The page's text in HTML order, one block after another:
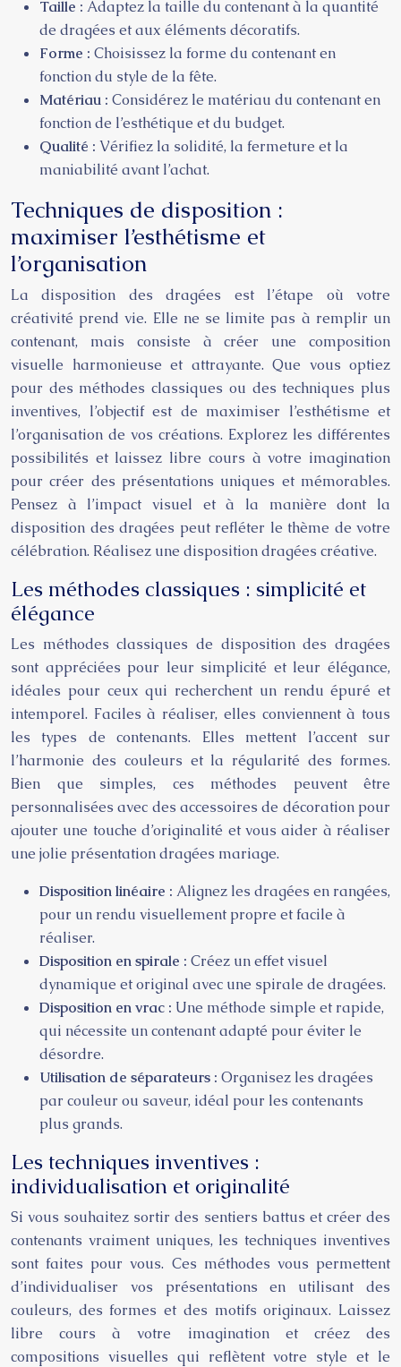
Taille : Adaptez la taille du contenant à la quantité
de dragées et aux éléments décoratifs.
Forme : Choisissez la forme du contenant en
fonction du style de la fête.
Matériau : Considérez le matériau du contenant en
fonction de l’esthétique et du budget.
Qualité : Vérifiez la solidité, la fermeture et la
maniabilité avant l’achat.
Techniques de disposition :
maximiser l’esthétisme et
l’organisation
La disposition des dragées est l’étape où votre
créativité prend vie. Elle ne se limite pas à remplir un
contenant, mais consiste à créer une composition
visuelle harmonieuse et attrayante. Que vous optiez
pour des méthodes classiques ou des techniques plus
inventives, l’objectif est de maximiser l’esthétisme et
l’organisation de vos créations. Explorez les différentes
possibilités et laissez libre cours à votre imagination
pour créer des présentations uniques et mémorables.
Pensez à l’impact visuel et à la manière dont la
disposition des dragées peut refléter le thème de votre
célébration. Réalisez une disposition dragées créative.
Les méthodes classiques : simplicité et
élégance
Les méthodes classiques de disposition des dragées
sont appréciées pour leur simplicité et leur élégance,
idéales pour ceux qui recherchent un rendu épuré et
intemporel. Faciles à réaliser, elles conviennent à tous
les types de contenants. Elles mettent l’accent sur
l’harmonie des couleurs et la régularité des formes.
Bien que simples, ces méthodes peuvent être
personnalisées avec des accessoires de décoration pour
ajouter une touche d’originalité et vous aider à réaliser
une jolie présentation dragées mariage.
Disposition linéaire : Alignez les dragées en rangées,
pour un rendu visuellement propre et facile à
réaliser.
Disposition en spirale : Créez un effet visuel
dynamique et original avec une spirale de dragées.
Disposition en vrac : Une méthode simple et rapide,
qui nécessite un contenant adapté pour éviter le
désordre.
Utilisation de séparateurs : Organisez les dragées
par couleur ou saveur, idéal pour les contenants
plus grands.
Les techniques inventives :
individualisation et originalité
Si vous souhaitez sortir des sentiers battus et créer des
contenants vraiment uniques, les techniques inventives
sont faites pour vous. Ces méthodes vous permettent
d’individualiser vos présentations en utilisant des
couleurs, des formes et des motifs originaux. Laissez
libre cours à votre imagination et créez des
compositions visuelles qui reflètent votre style et le